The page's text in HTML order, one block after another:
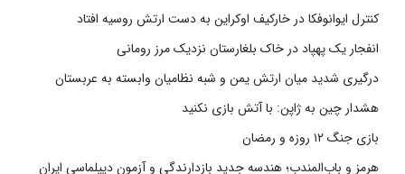
کنترل ایوانوفکا در خارکیف اوکراین به دست ارتش روسیه افتاد
انفجار یک پهپاد در خاک بلغارستان نزدیک مرز رومانی
درگیری شدید میان ارتش یمن و شبه نظامیان وابسته به عربستان
هشدار چین به ژاپن: با آتش بازی نکنید
بازی جنگ ۱۲ روزه و رمضان
هرمز و باب‌المندب؛ هندسه جدید بازدارندگی و آزمون دیپلماسی ایران